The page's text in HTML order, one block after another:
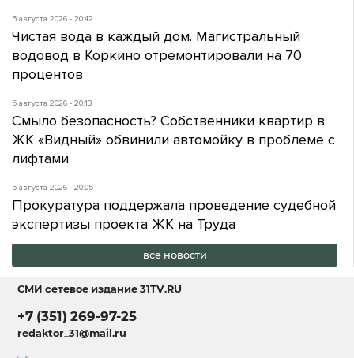
5 августа 2026 - 20:42
Чистая вода в каждый дом. Магистральный
водовод в Коркино отремонтировали на 70
процентов
5 августа 2026 - 20:13
Смыло безопасность? Собственники квартир в
ЖК «Видный» обвинили автомойку в проблеме с
лифтами
5 августа 2026 - 20:05
Прокуратура поддержала проведение судебной
экспертизы проекта ЖК на Труда
все новости
СМИ сетевое издание31TV.RU
+7 (351) 269-97-25
redaktor_31@mail.ru